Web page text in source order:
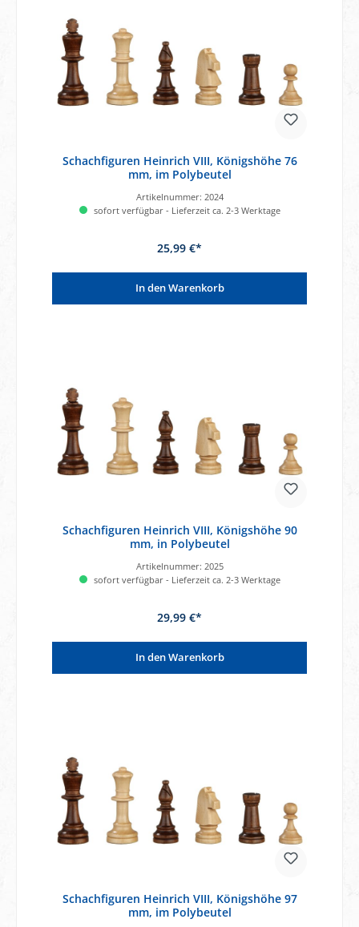
Schachfiguren Heinrich VIII, Königshöhe 76
mm, im Polybeutel
Artikelnummer: 2024
sofort verfügbar - Lieferzeit ca. 2-3 Werktage
25,99 €*
In den Warenkorb
Schachfiguren Heinrich VIII, Königshöhe 90
mm, in Polybeutel
Artikelnummer: 2025
sofort verfügbar - Lieferzeit ca. 2-3 Werktage
29,99 €*
In den Warenkorb
Schachfiguren Heinrich VIII, Königshöhe 97
mm, im Polybeutel